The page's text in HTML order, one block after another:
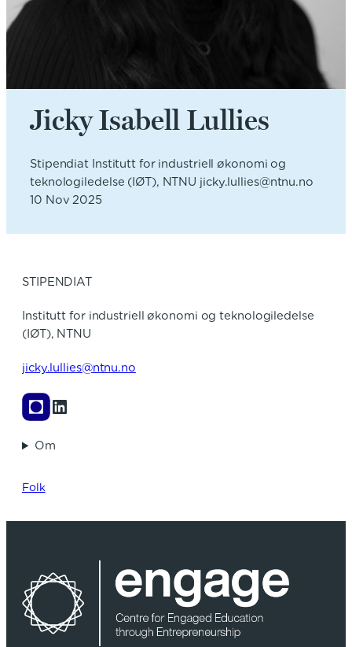
Jicky Isabell Lullies
Stipendiat Institutt for industriell økonomi og
teknologiledelse (IØT), NTNU jicky.lullies@ntnu.no
10 Nov 2025
STIPENDIAT
Institutt for industriell økonomi og teknologiledelse
(IØT), NTNU
jicky.lullies@ntnu.no
LinkedIn
Om
Folk